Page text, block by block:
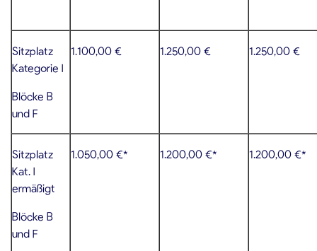
Sitzplatz
Kategorie I
Blöcke B
und F
1.100,00 € 1.250,00 € 1.250,00 €
Sitzplatz
Kat. I
ermäßigt
Blöcke B
und F
1.050,00 €* 1.200,00 €* 1.200,00 €*